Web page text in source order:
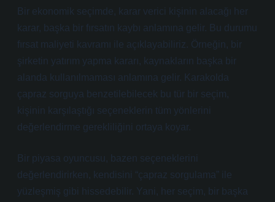
Bir ekonomik seçimde, karar verici kişinin alacağı her
karar, başka bir fırsatın kaybı anlamına gelir. Bu durumu
fırsat maliyeti kavramı ile açıklayabiliriz. Örneğin, bir
şirketin yatırım yapma kararı, kaynakların başka bir
alanda kullanılmaması anlamına gelir. Karakolda
çapraz sorguya benzetilebilecek bu tür bir seçim,
kişinin karşılaştığı seçeneklerin tüm yönlerini
değerlendirme gerekliliğini ortaya koyar.
Bir piyasa oyuncusu, bazen seçeneklerini
değerlendirirken, kendisini “çapraz sorgulama” ile
yüzleşmiş gibi hissedebilir. Yani, her seçim, bir başka